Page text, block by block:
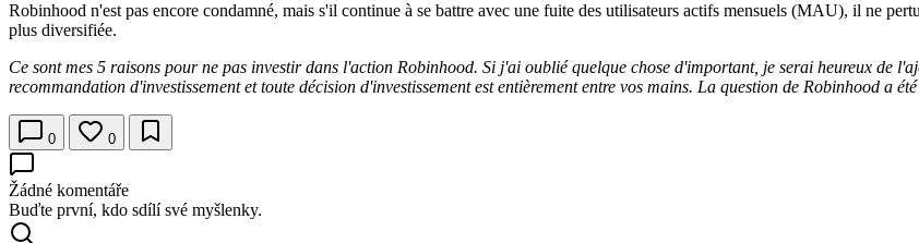
Robinhood n'est pas encore condamné, mais s'il continue à se battre avec une fuite des utilisateurs actifs mensuels (MAU), il ne
plus diversifiée.
Ce sont mes 5 raisons pour ne pas investir dans l'action Robinhood. Si j'ai oublié quelque chose d'important, je serai heureux de
recommandation d'investissement et toute décision d'investissement est entièrement entre vos mains. La question de Robinhood a
0 0
Žádné komentáře
Buďte první, kdo sdílí své myšlenky.